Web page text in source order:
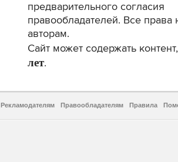
предварительного согласия
правообладателей. Все права
авторам.
Сайт может содержать
лет.
Рекламодателям Правообладателям Правила